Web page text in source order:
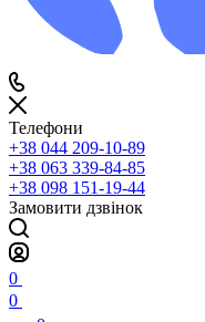
Телефони
+38 044 209-10-89
+38 063 339-84-85
+38 098 151-19-44
Замовити дзвінок
0
0